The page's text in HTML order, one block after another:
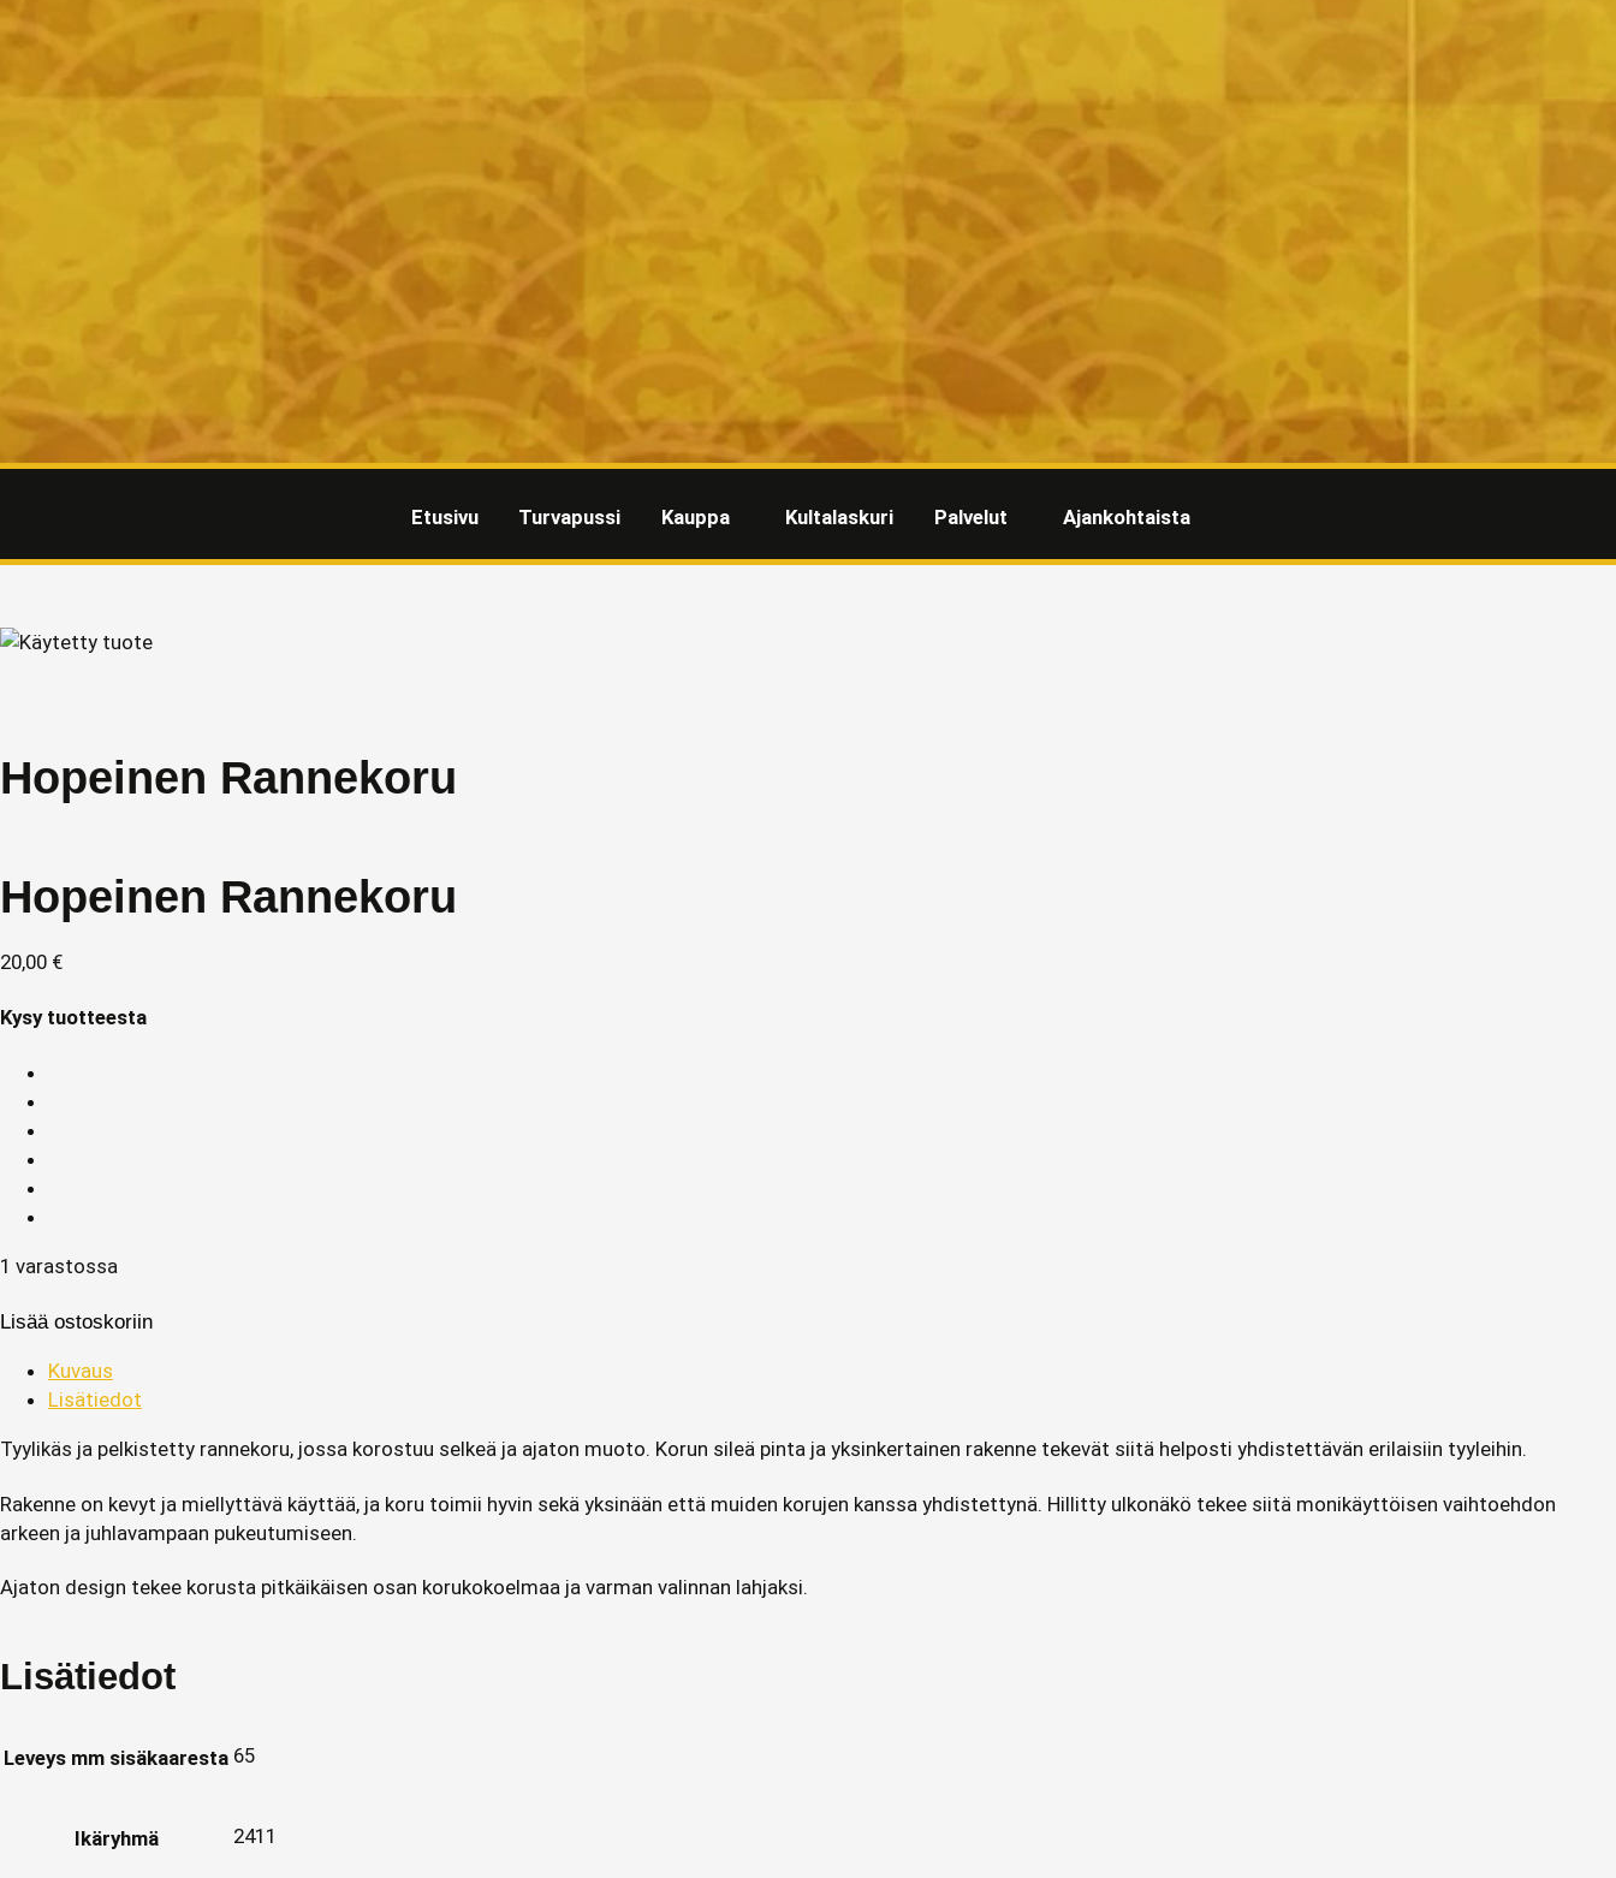
Etusivu Turvapussi Kauppa Kultalaskuri Palvelut Ajankohtaista
Hopeinen Rannekoru
Hopeinen Rannekoru
20,00 €
Kysy tuotteesta
1 varastossa
Lisää ostoskoriin
Kuvaus
Lisätiedot
Tyylikäs ja pelkistetty rannekoru, jossa korostuu selkeä ja ajaton muoto. Korun sileä pinta ja yksinkertainen rakenne tekevät siitä helposti yhdistettävän erilaisiin tyyleihin.
Rakenne on kevyt ja miellyttävä käyttää, ja koru toimii hyvin sekä yksinään että muiden korujen kanssa yhdistettynä. Hillitty ulkonäkö tekee siitä monikäyttöisen vaihtoehdon
arkeen ja juhlavampaan pukeutumiseen.
Ajaton design tekee korusta pitkäikäisen osan korukokoelmaa ja varman valinnan lahjaksi.
Lisätiedot
Leveys mm sisäkaaresta 65
Ikäryhmä 2411